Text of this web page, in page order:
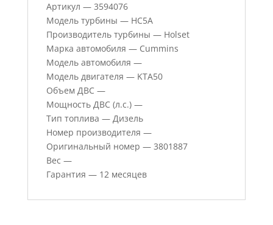
Артикул — 3594076
Модель турбины — HC5A
Производитель турбины — Holset
Марка автомобиля — Cummins
Модель автомобиля —
Модель двигателя — KTA50
Объем ДВС —
Мощность ДВС (л.с.) —
Тип топлива — Дизель
Номер производителя —
Оригинальный номер — 3801887
Вес —
Гарантия — 12 месяцев